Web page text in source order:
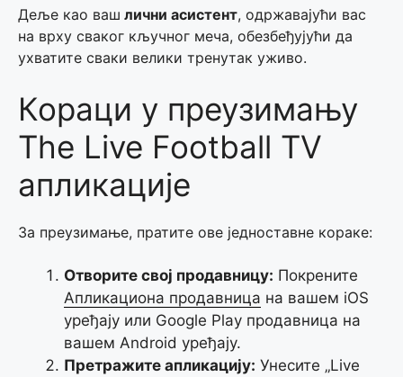
Деље као ваш лични асистент, одржавајући вас
на врху сваког кључног меча, обезбеђујући да
ухватите сваки велики тренутак уживо.
Кораци у преузимању
The Live Football TV
апликације
За преузимање, пратите ове једноставне кораке:
Отворите свој продавницу: Покрените
Апликациона продавница на вашем iOS
уређају или Google Play продавница на
вашем Android уређају.
Претражите апликацију: Унесите „Live